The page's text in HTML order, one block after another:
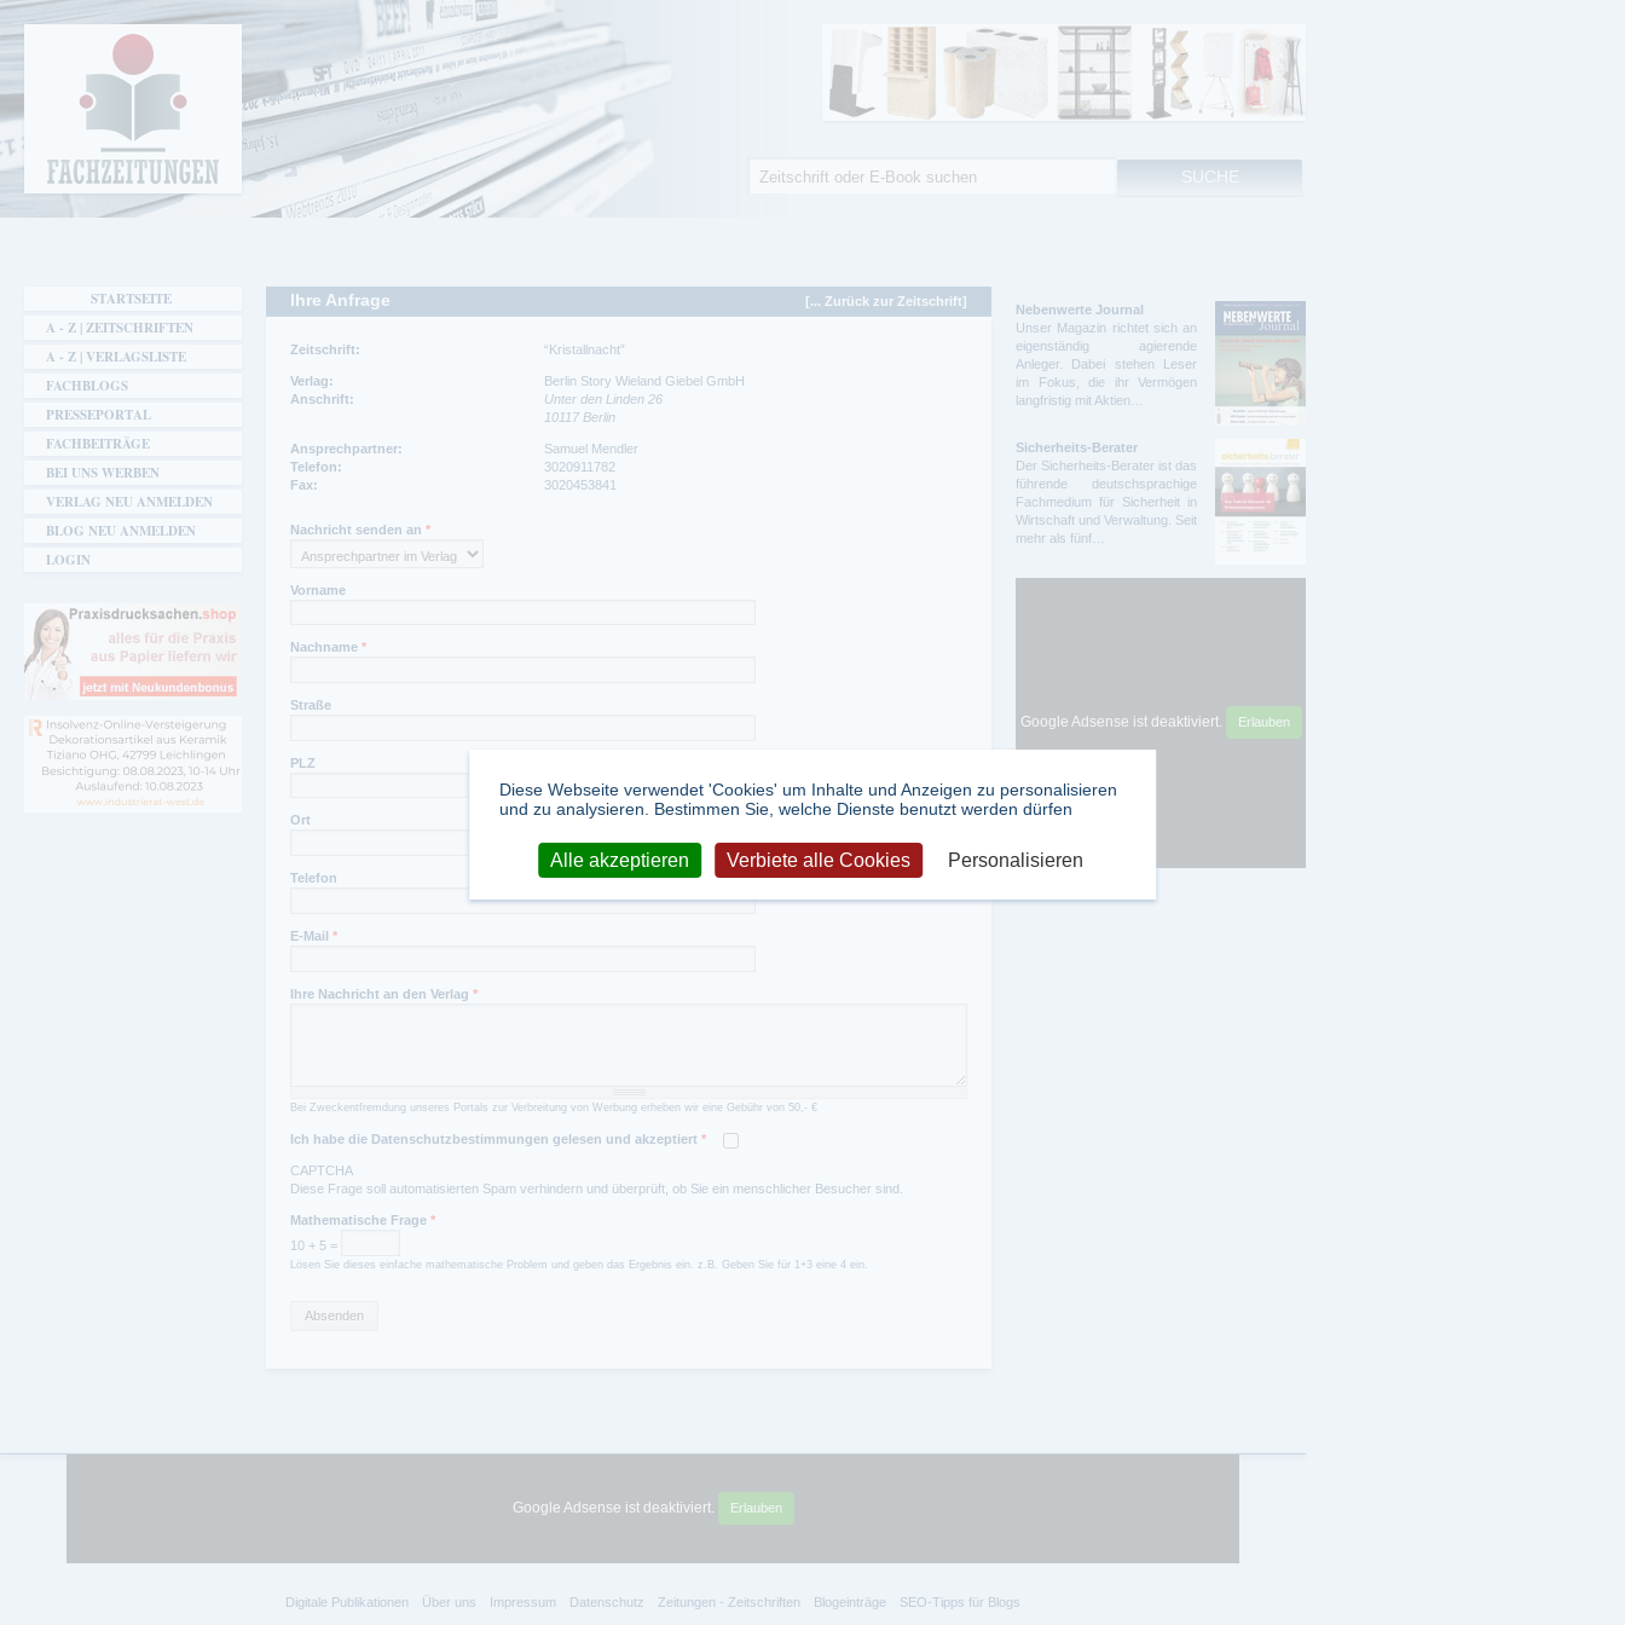
Fachzeitungen.de - Das unabhängige Portal
für Fachmagazine Fachpublikationen &
eBooks
Ihre Anfrage [... Zurück zur Zeitschrift]
Zeitschrift: “Kristallnacht”
Verlag:
Berlin Story Wieland Giebel GmbH
Anschrift:
Unter den Linden 26
10117 Berlin
Ansprechpartner:
Samuel Mendler
Telefon:
3020911782
Fax:
3020453841
Nachricht senden an *
Vorname
Nachname *
Straße
PLZ
Ort
Telefon
E-Mail *
Ihre Nachricht an den Verlag *
Bei Zweckentfremdung unseres Portals zur Verbreitung von Werbung erheben wir eine Gebühr von 50,- €
Ich habe die Datenschutzbestimmungen gelesen und akzeptiert *
CAPTCHA
Diese Frage soll automatisierten Spam verhindern und überprüft, ob Sie ein menschlicher Besucher sind.
Mathematische Frage *
10 + 5 =
Lösen Sie dieses einfache mathematische Problem und geben das Ergebnis ein. z.B. Geben Sie für 1+3 eine 4 ein.
STARTSEITE
A - Z | ZEITSCHRIFTEN
A - Z | VERLAGSLISTE
FACHBLOGS
PRESSEPORTAL
FACHBEITRÄGE
BEI UNS WERBEN
VERLAG NEU ANMELDEN
BLOG NEU ANMELDEN
LOGIN
Nebenwerte Journal
Unser Magazin richtet sich an
eigenständig agierende
Anleger. Dabei stehen Leser
im Fokus, die ihr Vermögen
langfristig mit Aktien…
Sicherheits-Berater
Der Sicherheits-Berater ist das
führende deutschsprachige
Fachmedium für Sicherheit in
Wirtschaft und Verwaltung. Seit
mehr als fünf…
Google Adsense ist deaktiviert. Erlauben
Suchformular
Google Adsense ist deaktiviert. Erlauben
Digitale Publikationen Über uns Impressum Datenschutz Zeitungen - Zeitschriften Blogeinträge SEO-Tipps für Blogs
Diese Webseite verwendet 'Cookies' um Inhalte und Anzeigen zu personalisieren
und zu analysieren. Bestimmen Sie, welche Dienste benutzt werden dürfen
Alle akzeptieren Verbiete alle Cookies Personalisieren